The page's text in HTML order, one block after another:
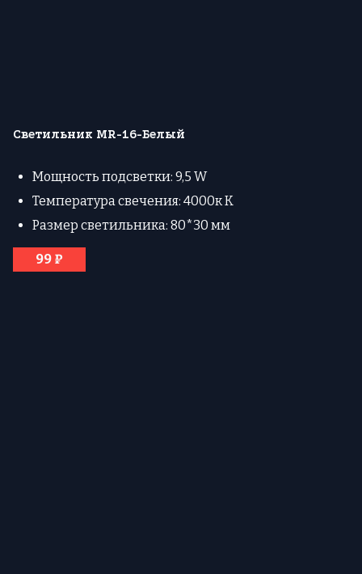
Светильник MR-16-Белый
Мощность подсветки: 9,5 W
Температура свечения: 4000к К
Размер светильника: 80*30 мм
99 ₽